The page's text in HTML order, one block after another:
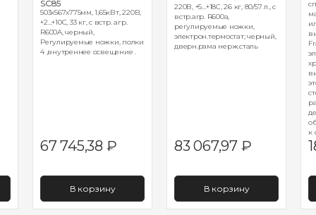
SC85
503х567х775мм, 1,65кВт, 220В,
+2…+10С, 33 кг, с встр. агр.
R600A, черный,
Регулируемые ножки, полки
4 ,внутреннее освещение .
67 745,38 ₽
В корзину
220В, +5…+18С, 26 кг, 80/57 л., с
встр.агр. R600a,
регулируемые ножки,
электрон.термостат; черный,
дверн.рама нерж.сталь
83 067,97 ₽
В корзину
к